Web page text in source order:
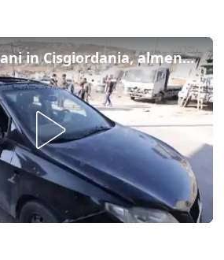
Attacchi israeliani in Cisgiordania, almeno 5 morti a Tubas